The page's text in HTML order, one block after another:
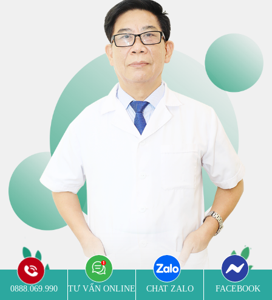
0888.069.990 TƯ VẤN ONLINE CHAT ZALO FACEBOOK